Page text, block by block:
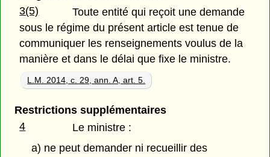
3(5)
Toute entité qui reçoit une demande
sous le régime du présent article est tenue de
communiquer les renseignements voulus de la
manière et dans le délai que fixe le ministre.
L.M. 2014, c. 29, ann. A, art. 5.
Restrictions supplémentaires
4
Le ministre :
a) ne peut demander ni recueillir des